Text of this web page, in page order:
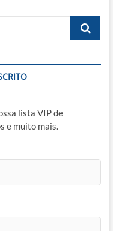
Busca
lista VIP de
e muito mais.